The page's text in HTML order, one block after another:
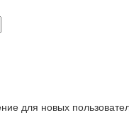
для новых